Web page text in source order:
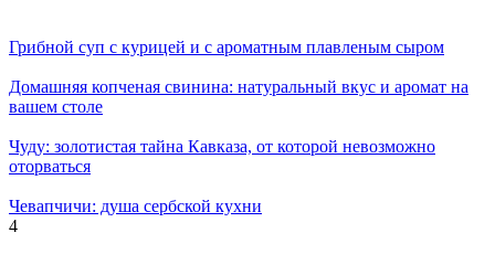
Грибной суп с курицей и с ароматным плавленым сыром
Домашняя копченая свинина: натуральный вкус и аромат на
вашем столе
Чуду: золотистая тайна Кавказа, от которой невозможно
оторваться
Чевапчичи: душа сербской кухни
4